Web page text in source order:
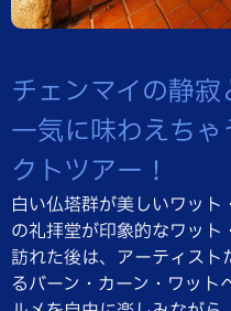
チェンマイの静
一気に味わえち
クトツアー！
白い仏塔群が美しいワッ
の礼拝堂が印象的なワッ
訪れた後は、アーティスト
るバーン・カーン・ワット